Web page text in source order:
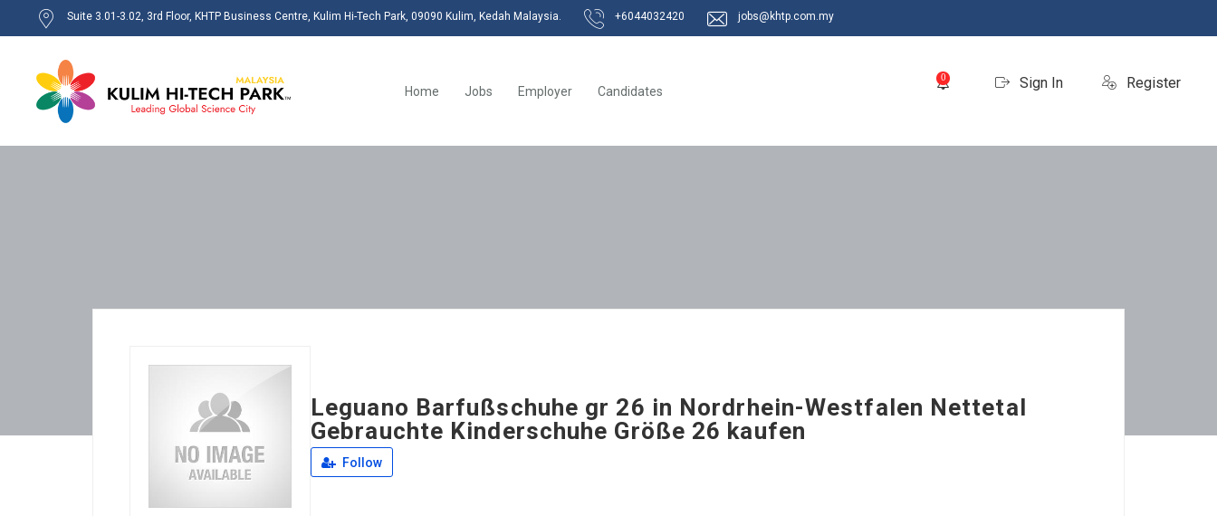
Suite 3.01-3.02, 3rd Floor, KHTP Business Centre, Kulim Hi-Tech Park, 09090 Kulim, Kedah Malaysia. +6044032420 jobs@khtp.com.my
0 Sign In Register
Home Jobs Employer Candidates
Leguano Barfußschuhe gr 26 in Nordrhein-Westfalen Nettetal
Gebrauchte Kinderschuhe Größe 26 kaufen
Follow